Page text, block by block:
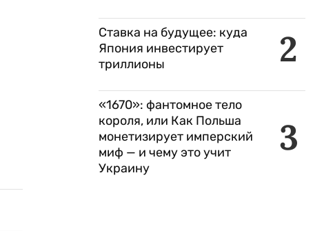
2
Ставка на будущее: куда
Япония инвестирует
триллионы
3
«1670»: фантомное тело
короля, или Как Польша
монетизирует имперский
миф — и чему это учит
Украину